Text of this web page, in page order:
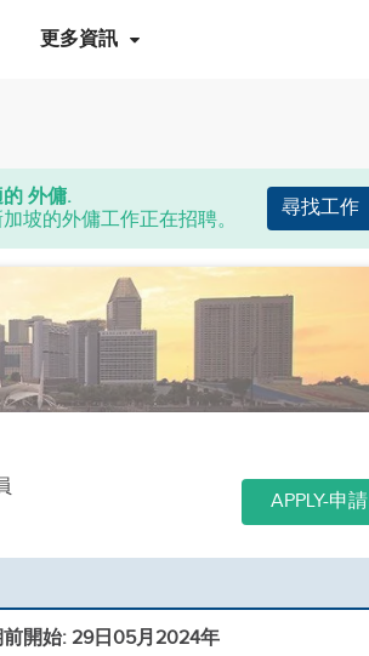
更多資訊
外傭.
坡的外傭工作正在招聘。
尋找工作
APPLY-申請
開始: 29日05月2024年